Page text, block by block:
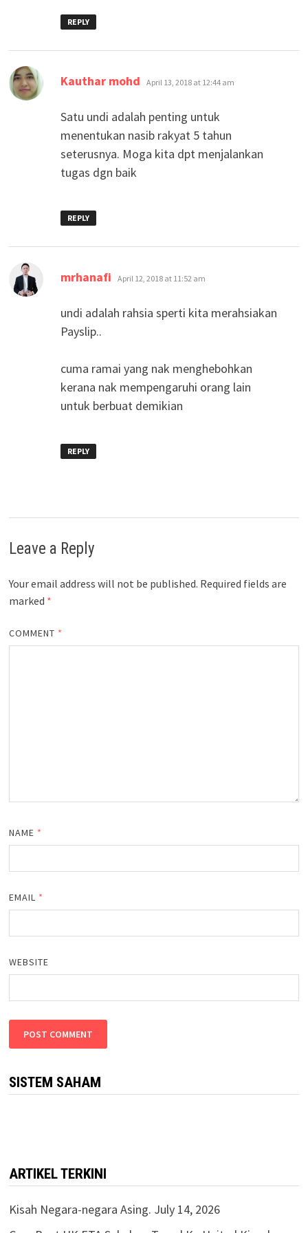
REPLY
Kauthar mohd says:
April 13, 2018 at 12:44 am
Satu undi adalah penting untuk
menentukan nasib rakyat 5 tahun
seterusnya. Moga kita dpt menjalankan
tugas dgn baik
REPLY
mrhanafi says:
April 12, 2018 at 11:52 am
undi adalah rahsia sperti kita merahsiakan
Payslip..
cuma ramai yang nak menghebohkan
kerana nak mempengaruhi orang lain
untuk berbuat demikian
REPLY
Leave a Reply
Your email address will not be published. Required fields are
marked *
COMMENT *
NAME *
EMAIL *
WEBSITE
SISTEM SAHAM
ARTIKEL TERKINI
Kisah Negara-negara Asing. July 14, 2026